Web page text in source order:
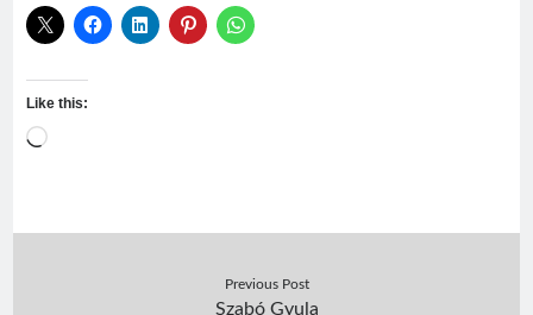
Like this:
Loading…
Previous Post
Szabó Gyula